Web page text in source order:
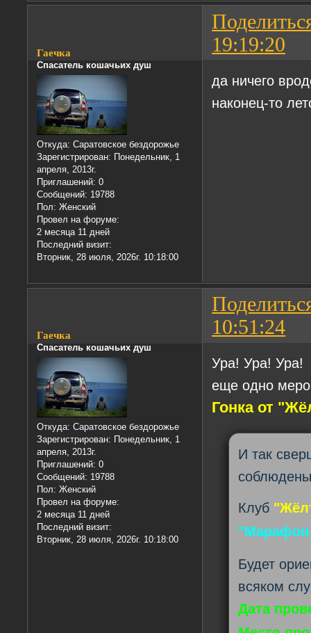
19:19:20
Гаечка
Спасатель кошачьих душ
Откуда: Саратовское бездорожье
Зарегистрирован: Понедельник, 1
апреля, 2013г.
Приглашений: 0
Сообщений: 19788
Пол: Женский
Провел на форуме:
2 месяца 11 дней
Последний визит:
Вторник, 28 июля, 2026г. 10:18:00
да ничего
наконец-то
10:51:24
Гаечка
Спасатель кошачьих душ
Откуда: Саратовское бездорожье
Зарегистрирован: Понедельник, 1
апреля, 2013г.
Приглашений: 0
Сообщений: 19788
Пол: Женский
Провел на форуме:
2 месяца 11 дней
Последний визит:
Вторник, 28 июля, 2026г. 10:18:00
Ура! Ура! Ура!
еще одно
Гонка от
И так
Клуб
Будет
всяком
Дата